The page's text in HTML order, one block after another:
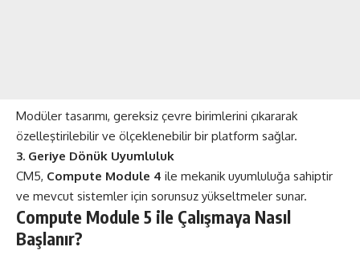
Modüler tasarımı, gereksiz çevre birimlerini çıkararak
özelleştirilebilir ve ölçeklenebilir bir platform sağlar.
3. Geriye Dönük Uyumluluk
CM5, Compute Module 4 ile mekanik uyumluluğa sahiptir
ve mevcut sistemler için sorunsuz yükseltmeler sunar​​.
Compute Module 5 ile Çalışmaya Nasıl
Başlanır?